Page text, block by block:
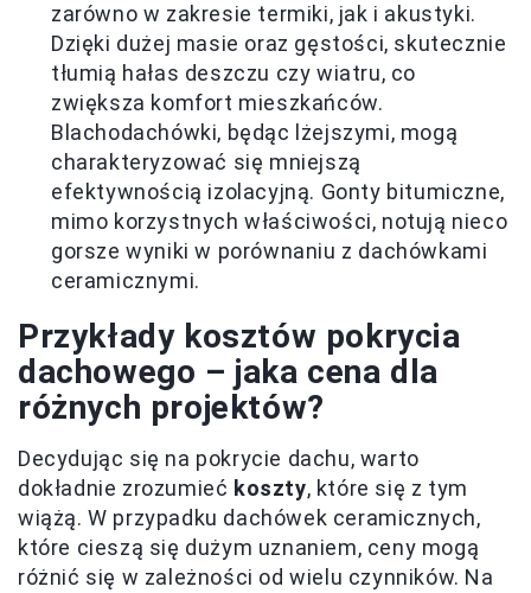
zarówno w zakresie termiki, jak i akustyki.
Dzięki dużej masie oraz gęstości, skutecznie
tłumią hałas deszczu czy wiatru, co
zwiększa komfort mieszkańców.
Blachodachówki, będąc lżejszymi, mogą
charakteryzować się mniejszą
efektywnością izolacyjną. Gonty bitumiczne,
mimo korzystnych właściwości, notują nieco
gorsze wyniki w porównaniu z dachówkami
ceramicznymi.
Przykłady kosztów pokrycia
dachowego – jaka cena dla
różnych projektów?
Decydując się na pokrycie dachu, warto
dokładnie zrozumieć koszty, które się z tym
wiążą. W przypadku dachówek ceramicznych,
które cieszą się dużym uznaniem, ceny mogą
różnić się w zależności od wielu czynników. Na